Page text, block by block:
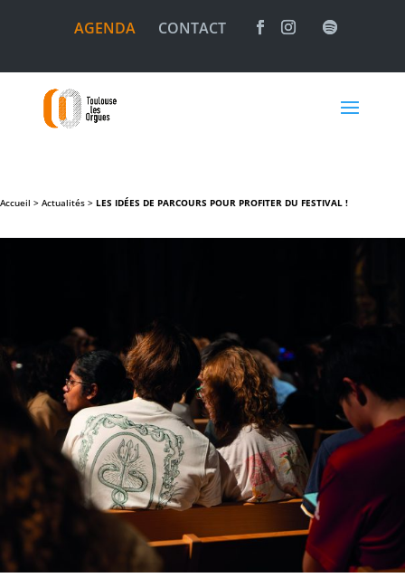
AGENDA CONTACT
Accueil > Actualités > LES IDÉES DE PARCOURS POUR PROFITER DU FESTIVAL !